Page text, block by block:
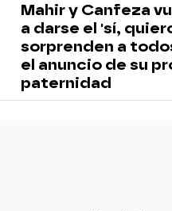
Mahir y Canfeza
a darse el 'sí,
sorprenden a
el anuncio de su
paternidad